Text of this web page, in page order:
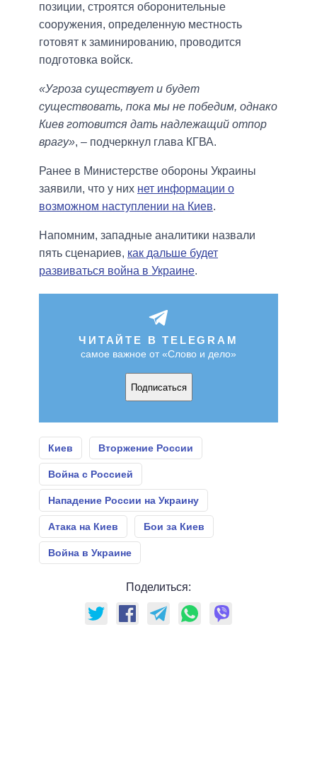
позиции, строятся оборонительные
сооружения, определенную местность
готовят к заминированию, проводится
подготовка войск.
«Угроза существует и будет
существовать, пока мы не победим, однако
Киев готовится дать надлежащий отпор
врагу», – подчеркнул глава КГВА.
Ранее в Министерстве обороны Украины
заявили, что у них нет информации о
возможном наступлении на Киев.
Напомним, западные аналитики назвали
пять сценариев, как дальше будет
развиваться война в Украине.
ЧИТАЙТЕ В TELEGRAM
самое важное от «Слово и дело»
Подписаться
Киев Вторжение России
Война с Россией
Нападение России на Украину
Атака на Киев Бои за Киев
Война в Украине
Поделиться: